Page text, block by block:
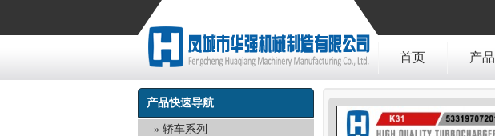
首页 产品
产品快速导航
轿车系列